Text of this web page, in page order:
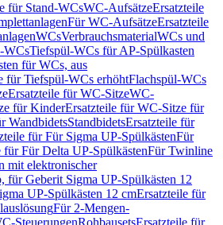
für Stand-WCsWC-AufsätzeErsatzteile
Für WC-AufsätzeErsatzteile
WCsVerbrauchsmaterialWCs und
WCsTiefspül-WCs für AP-Spülkasten
für WCs, aus
für Tiefspül-WCs erhöhtFlachspül-WCs
Ersatzteile für WC-SitzeWC-
für KinderErsatzteile für WC-Sitze für
WandbidetsStandbidetsErsatzteile für
für Für Sigma UP-SpülkästenFür
für Für Delta UP-SpülkästenFür Twinline
mit elektronischer
für Geberit Sigma UP-Spülkästen 12
UP-Spülkästen 12 cmErsatzteile für
Für 2-Mengen-
SteuerungenRohbausetsErsatzteile für